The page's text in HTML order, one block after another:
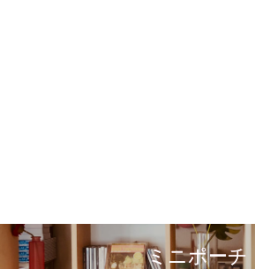
ミニポーチ